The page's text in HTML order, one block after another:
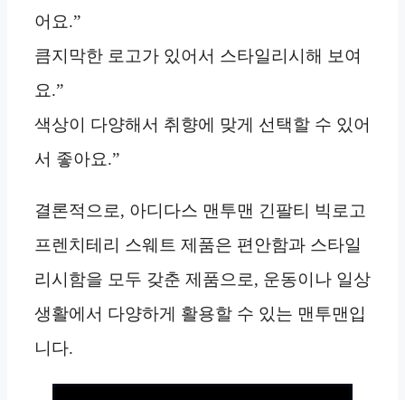
어요.”
큼지막한 로고가 있어서 스타일리시해 보여
요.”
색상이 다양해서 취향에 맞게 선택할 수 있어
서 좋아요.”
결론적으로, 아디다스 맨투맨 긴팔티 빅로고
프렌치테리 스웨트 제품은 편안함과 스타일
리시함을 모두 갖춘 제품으로, 운동이나 일상
생활에서 다양하게 활용할 수 있는 맨투맨입
니다.